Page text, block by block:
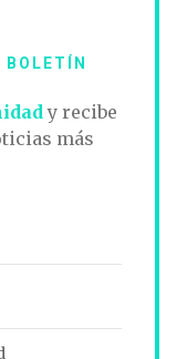
y recibe
más